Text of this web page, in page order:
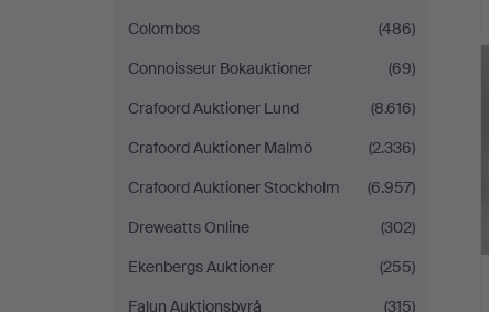
Colombos
(486)
Connoisseur Bokauktioner
(69)
Crafoord Auktioner Lund
(8.616)
Crafoord Auktioner Malmö
(2.336)
Crafoord Auktioner Stockholm
(6.957)
Dreweatts Online
(302)
Ekenbergs Auktioner
(255)
Falun Auktionsbyrå
(315)